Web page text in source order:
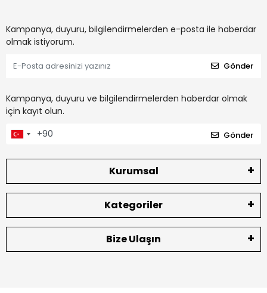
Kampanya, duyuru, bilgilendirmelerden e-posta ile haberdar
olmak istiyorum.
Gönder
Kampanya, duyuru ve bilgilendirmelerden haberdar olmak
için kayıt olun.
Gönder
Kurumsal
Kategoriler
Bize Ulaşın